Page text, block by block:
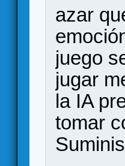
azar
juego
jugar
la IA
tomar